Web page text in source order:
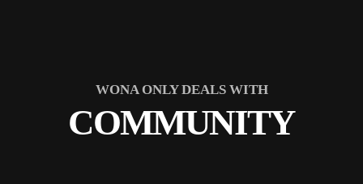
WONA ONLY DEALS WITH
COMMUNITY